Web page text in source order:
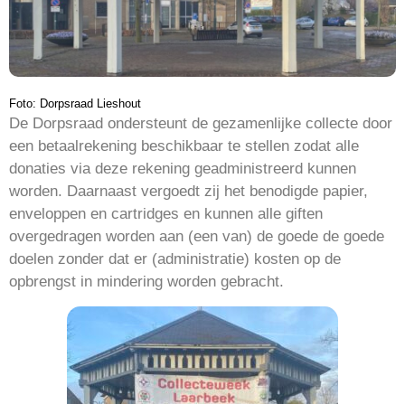
Foto: Dorpsraad Lieshout
De Dorpsraad ondersteunt de gezamenlijke collecte door
een betaalrekening beschikbaar te stellen zodat alle
donaties via deze rekening geadministreerd kunnen
worden. Daarnaast vergoedt zij het benodigde papier,
enveloppen en cartridges en kunnen alle giften
overgedragen worden aan (een van) de goede de goede
doelen zonder dat er (administratie) kosten op de
opbrengst in mindering worden gebracht.